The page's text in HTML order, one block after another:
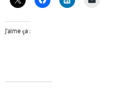
J’aime ça :